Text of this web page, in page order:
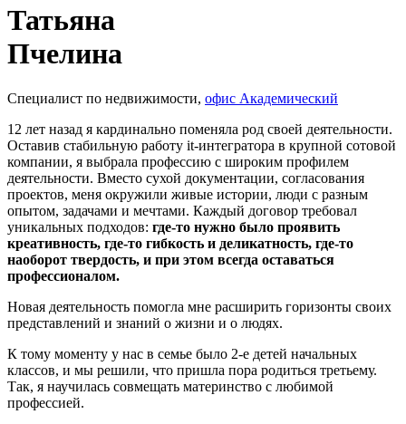
Татьяна
Пчелина
Специалист по недвижимости, офис Академический
12 лет назад я кардинально поменяла род своей деятельности.
Оставив стабильную работу it-интегратора в крупной сотовой
компании, я выбрала профессию с широким профилем
деятельности. Вместо сухой документации, согласования
проектов, меня окружили живые истории, люди с разным
опытом, задачами и мечтами. Каждый договор требовал
уникальных подходов: где-то нужно было проявить
креативность, где-то гибкость и деликатность, где-то
наоборот твердость, и при этом всегда оставаться
профессионалом.
Новая деятельность помогла мне расширить горизонты своих
представлений и знаний о жизни и о людях.
К тому моменту у нас в семье было 2-е детей начальных
классов, и мы решили, что пришла пора родиться третьему.
Так, я научилась совмещать материнство с любимой
профессией.